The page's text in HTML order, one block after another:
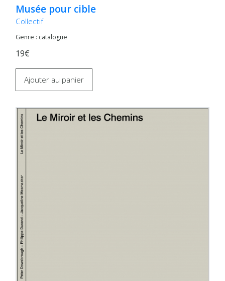
Musée pour cible
Collectif
Genre : catalogue
19€
Ajouter au panier